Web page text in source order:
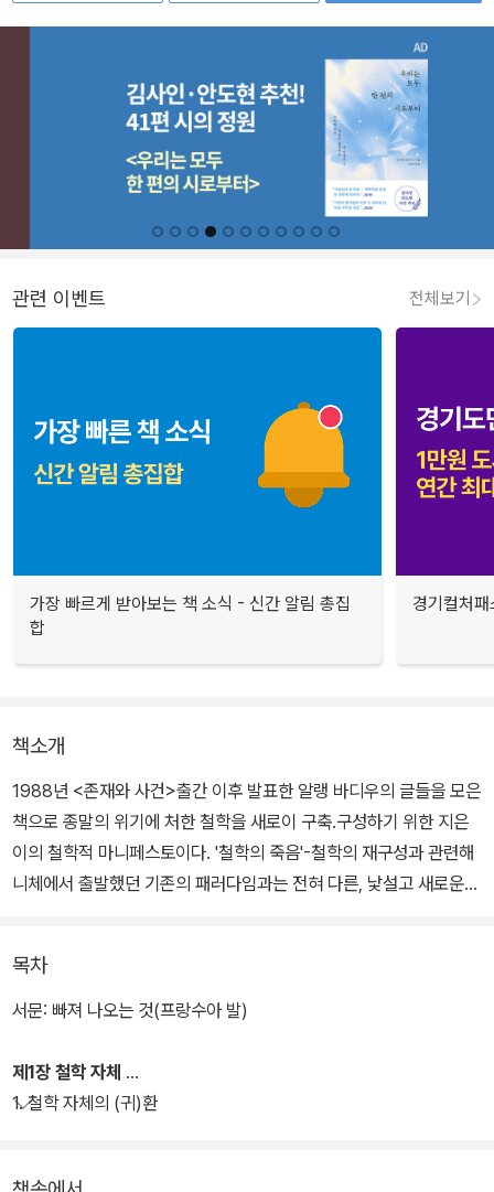
관련 이벤트 전체보기
가장 빠르게 받아보는 책 소식 - 신간 알림 총집
합
경기컬처
책소개
1988년 <존재와 사건>출간 이후 발표한 알랭 바디우의 글들을 모은
책으로 종말의 위기에 처한 철학을 새로이 구축.구성하기 위한 지은
이의 철학적 마니페스토이다. '철학의 죽음'-철학의 재구성과 관련해
니체에서 출발했던 기존의 패러다임과는 전혀 다른, 낯설고 새로운
이 글들은 정황에 따라 독립적으로 쓰였지만, 글들 사이의 관계는 명
확하다. 철학 자체로부터 그리고 철학의 종말이라는 테마에 대한 비
시, 철학과 수학, 철학과 정치, 철학과 사랑이라는 철학의 네 가지 기
본 조건들에 대한 연구들을 제시하고 있다.
목차
서문: 빠져 나오는 것(프랑수아 발)
제1장 철학 자체
1. 철학 자체의 (귀)환